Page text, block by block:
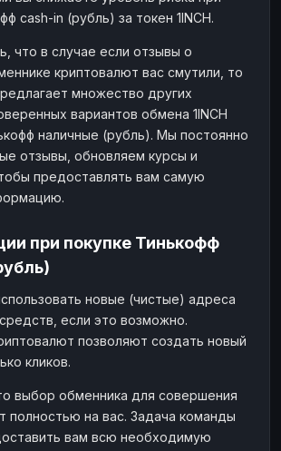
cash-in (рубль) за токен 1INCH.
что в случае если отзывы о
криптовалют вас смутили, то
множество других
вариантов обмена 1INCH
наличные (рубль). Мы постоянно
отзывы, обновляем курсы и
предоставлять вам самую
при покупке Тинькофф
новые (чистые) адреса
если это возможно.
позволяют создать новый
кликов.
выбор обменника для совершения
полностью на вас. Задача команды
вам всю необходимую